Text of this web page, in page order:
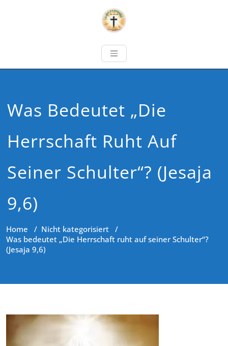
Was Bedeutet „Die
Herrschaft Ruht Auf
Seiner Schulter“? (Jesaja
9,6)
Home / Nicht kategorisiert /
Was bedeutet „Die Herrschaft ruht auf seiner Schulter“?
(Jesaja 9,6)